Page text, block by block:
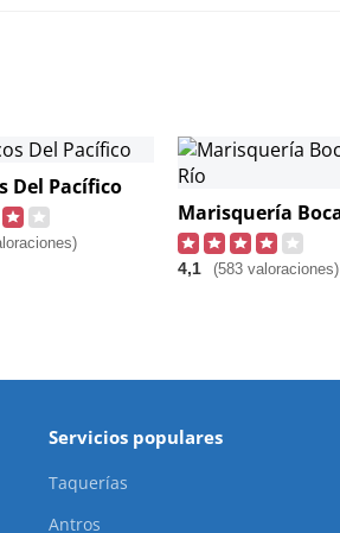
Del Pacífico
4,1 (583 valoraciones)
Servicios populares
Taquerías
Antros